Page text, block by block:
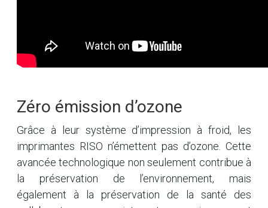
Zéro émission d’ozone
Grâce à leur système d’impression à froid, les
imprimantes RISO n’émettent pas d’ozone. Cette
avancée technologique non seulement contribue à
la préservation de l’environnement, mais
également à la préservation de la santé des